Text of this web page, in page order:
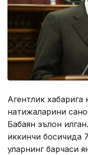
Агентлик
натижаларини
Бабаян эълон
иккинчи босқичида
уларнинг барчаси